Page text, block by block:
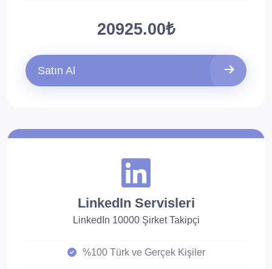
20925.00₺
Satın Al
LinkedIn Servisleri
LinkedIn 10000 Şirket Takipçi
%100 Türk ve Gerçek Kişiler